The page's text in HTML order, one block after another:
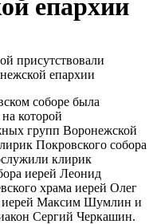
епархии
соборе была
которой
групп Воронежской
Покровского собора
клирик
иерей Леонид
храма иерей Олег
иерей Максим Шумлин и
Сергий Черкашин.